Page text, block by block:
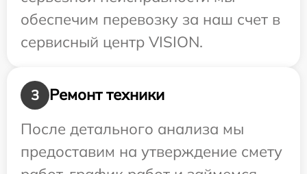
обеспечим перевозку за наш счет в
сервисный центр VISION.
3
Ремонт техники
После детального анализа мы
предоставим на утверждение смету